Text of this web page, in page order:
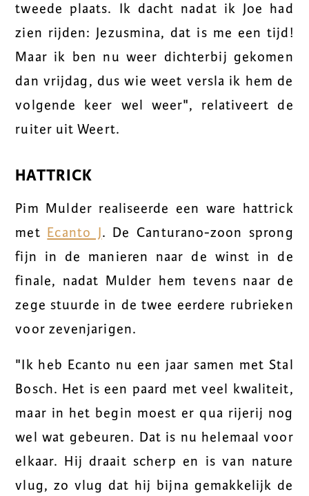
tweede plaats. Ik dacht nadat ik Joe had
zien rijden: Jezusmina, dat is me een tijd!
Maar ik ben nu weer dichterbij gekomen
dan vrijdag, dus wie weet versla ik hem de
volgende keer wel weer", relativeert de
ruiter uit Weert.
HATTRICK
Pim Mulder realiseerde een ware hattrick
met Ecanto J. De Canturano-zoon sprong
fijn in de manieren naar de winst in de
finale, nadat Mulder hem tevens naar de
zege stuurde in de twee eerdere rubrieken
voor zevenjarigen.
"Ik heb Ecanto nu een jaar samen met Stal
Bosch. Het is een paard met veel kwaliteit,
maar in het begin moest er qua rijerij nog
wel wat gebeuren. Dat is nu helemaal voor
elkaar. Hij draait scherp en is van nature
vlug, zo vlug dat hij bijna gemakkelijk de